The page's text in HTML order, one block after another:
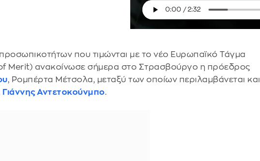
που τιμώνται με το νέο Ευρωπαϊκό Τάγμα
Merit) ανακοίνωσε σήμερα στο Στρασβούργο η πρόεδρος
, Ρομπέρτα Μέτσολα, μεταξύ των οποίων περιλαμβάνεται και
Γιάννης Αντετοκούνμπο.